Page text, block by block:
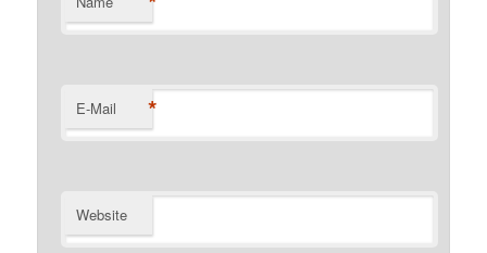
E-Mail *
Website